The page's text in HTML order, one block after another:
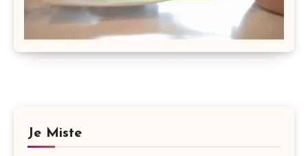
Je Miste